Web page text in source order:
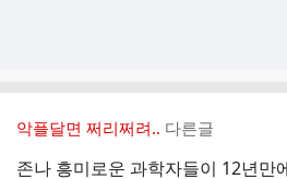
악플달면 쩌리쩌려.. 다른글